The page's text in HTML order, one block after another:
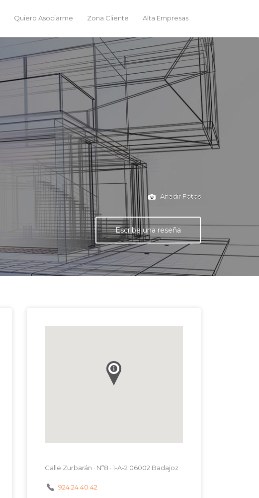
Quiero Asociarme Zona Cliente Alta Empresas
Añadir Fotos
Escribe una reseña
Calle Zurbarán · Nº8 · 1-A-2 06002 Badajoz
924 24 40 42